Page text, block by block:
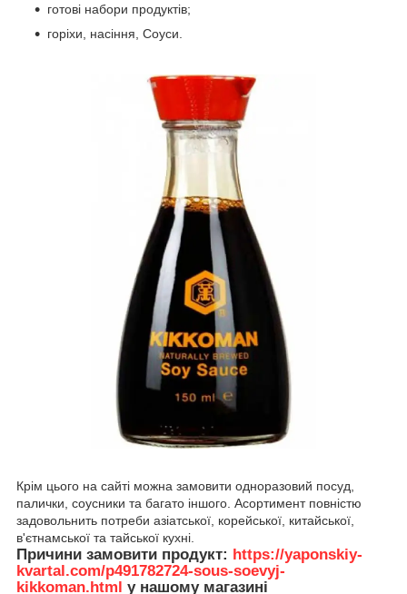
готові набори продуктів;
горіхи, насіння, Соуси.
Крім цього на сайті можна замовити одноразовий посуд,
палички, соусники та багато іншого. Асортимент повністю
задовольнить потреби азіатської, корейської, китайської,
в'єтнамської та тайської кухні.
Причини замовити продукт: https://yaponskiy-
kvartal.com/p491782724-sous-soevyj-
kikkoman.html у нашому магазині